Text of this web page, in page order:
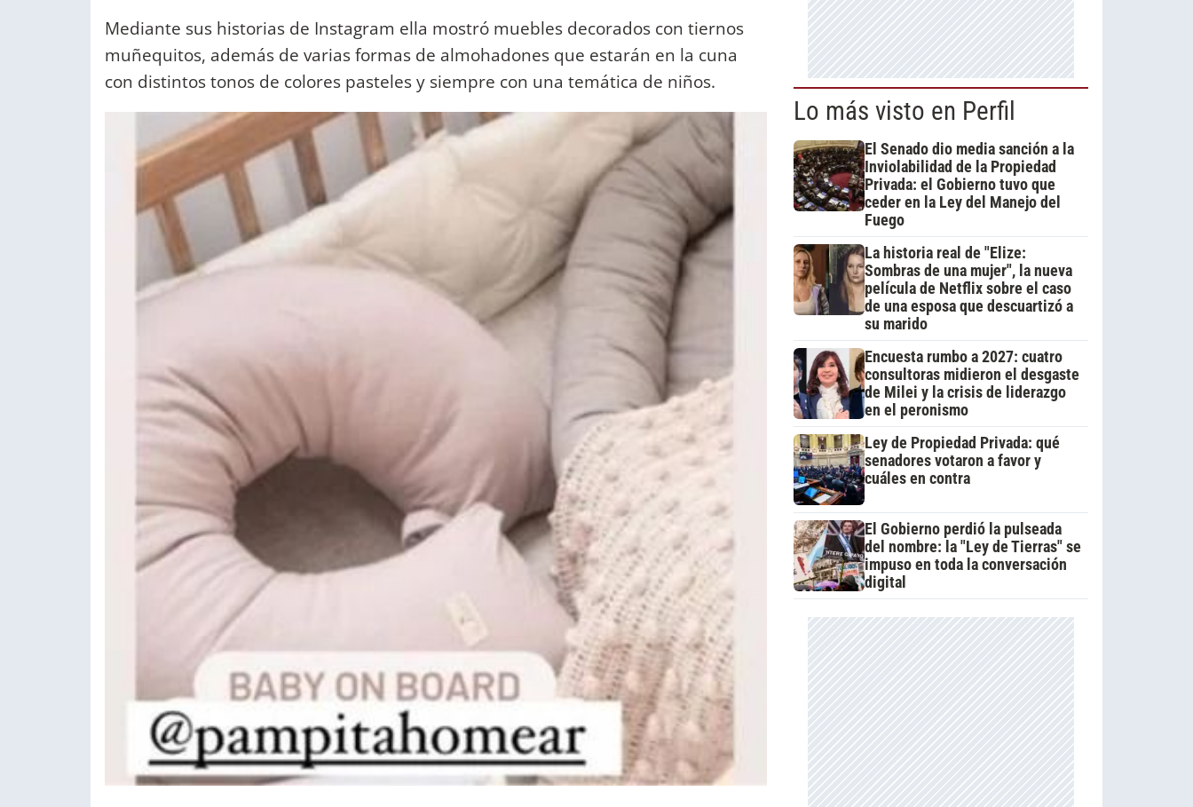
Mediante sus historias de Instagram ella mostró muebles decorados con tiernos
muñequitos, además de varias formas de almohadones que estarán en la cuna
con distintos tonos de colores pasteles y siempre con una temática de niños.
Lo más visto en Perfil
El Senado dio media sanción a la
Inviolabilidad de la Propiedad
Privada: el Gobierno tuvo que
ceder en la Ley del Manejo del
Fuego
La historia real de "Elize:
Sombras de una mujer", la nueva
película de Netflix sobre el caso
de una esposa que descuartizó a
su marido
Encuesta rumbo a 2027: cuatro
consultoras midieron el desgaste
de Milei y la crisis de liderazgo
en el peronismo
Ley de Propiedad Privada: qué
senadores votaron a favor y
cuáles en contra
El Gobierno perdió la pulseada
del nombre: la "Ley de Tierras" se
impuso en toda la conversación
digital